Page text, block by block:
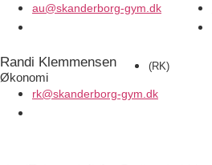
au@skanderborg-gym.dk
Randi Klemmensen (RK)
Økonomi
rk@skanderborg-gym.dk